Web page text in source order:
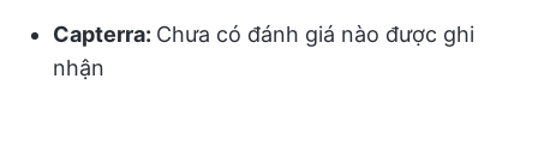
Capterra: Chưa có đánh giá nào được ghi
nhận